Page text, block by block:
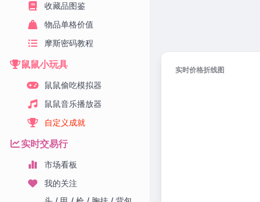
收藏品图鉴
物品单格价值
摩斯密码教程
鼠鼠小玩具
鼠鼠偷吃模拟器
鼠鼠音乐播放器
自定义成就
实时交易行
市场看板
我的关注
实时价格折线图